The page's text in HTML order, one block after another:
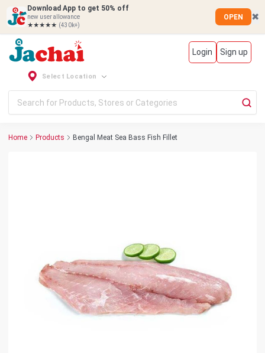
Download App to get 50% off
new user allowance
★★★★★ (430k+)
OPEN ✖
Login Sign up
Select Location
Home Products Bengal Meat Sea Bass Fish Fillet